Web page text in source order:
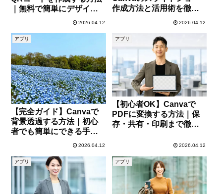
｜無料で簡単にデザイン
する手順を徹底解説2026.04.12
作成方法と活用術を徹底
2026.04.12
アプリ
【完全ガイド】Canvaで
背景透過する方法｜初心
者でも簡単にできる手順
2026.04.12
アプリ
【初心者OK】Canvaで
PDFに変換する方法｜保
存・共有・印刷まで徹底
2026.04.12
アプリ アプリ